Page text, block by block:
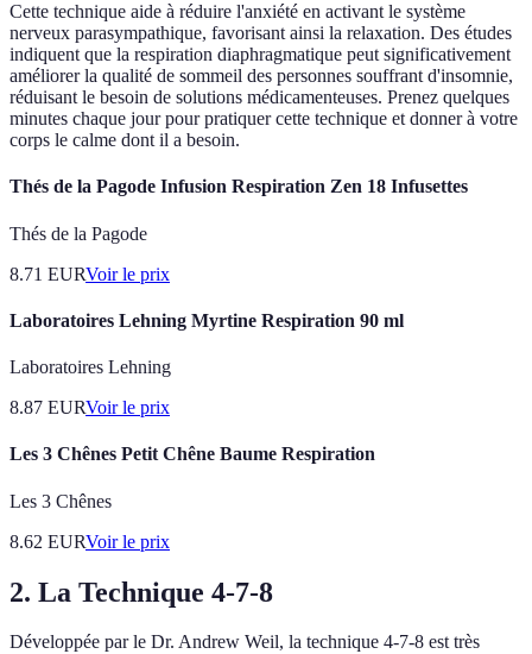
Cette technique aide à réduire l'anxiété en activant le système
nerveux parasympathique, favorisant ainsi la relaxation. Des études
indiquent que la respiration diaphragmatique peut significativement
améliorer la qualité de sommeil des personnes souffrant d'insomnie,
réduisant le besoin de solutions médicamenteuses. Prenez quelques
minutes chaque jour pour pratiquer cette technique et donner à votre
corps le calme dont il a besoin.
Thés de la Pagode Infusion Respiration Zen 18 Infusettes
Thés de la Pagode
8.71 EURVoir le prix
Laboratoires Lehning Myrtine Respiration 90 ml
Laboratoires Lehning
8.87 EURVoir le prix
Les 3 Chênes Petit Chêne Baume Respiration
Les 3 Chênes
8.62 EURVoir le prix
2. La Technique 4-7-8
Développée par le Dr. Andrew Weil, la technique 4-7-8 est très